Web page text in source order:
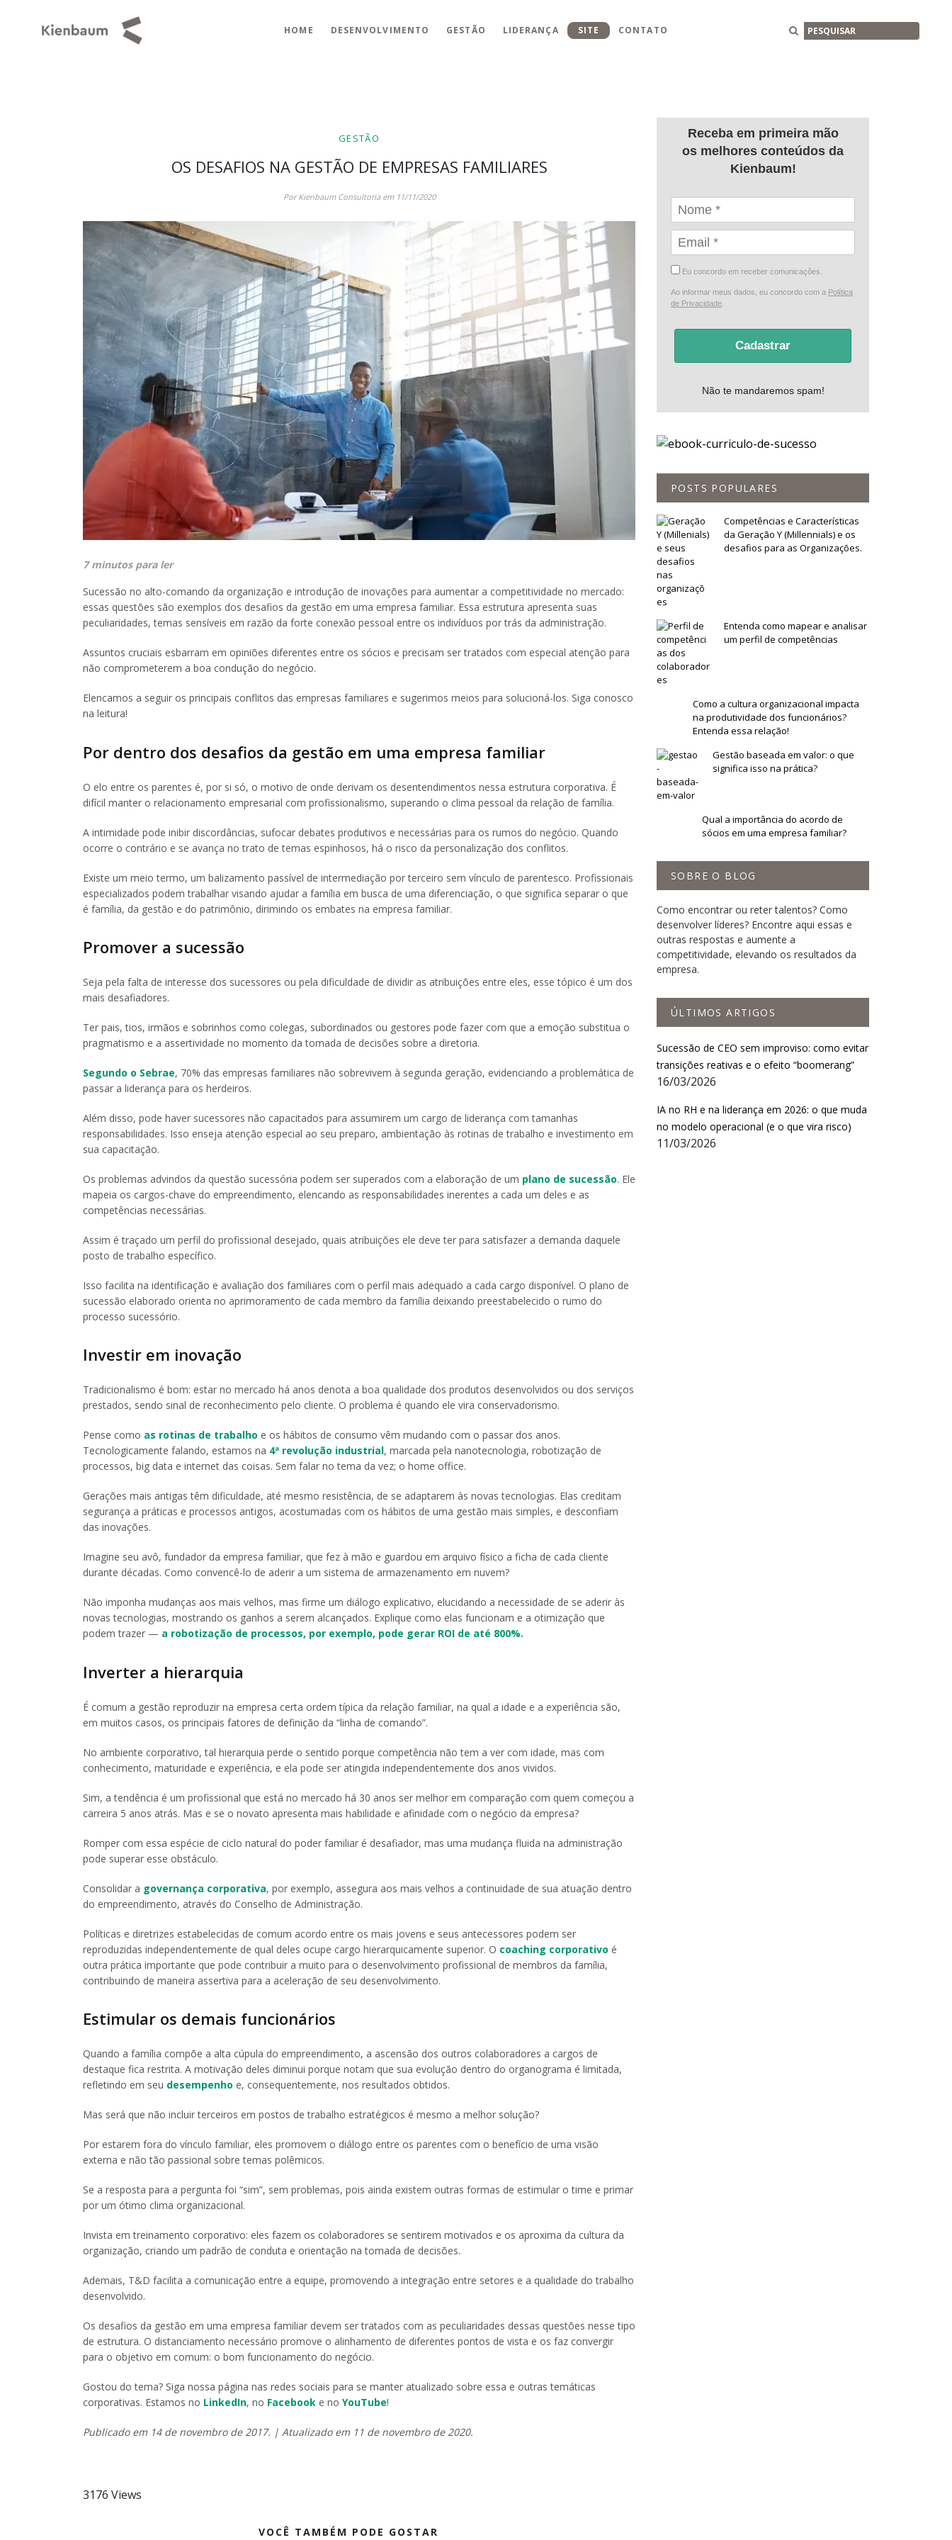
HOME DESENVOLVIMENTO GESTÃO LIDERANÇA SITE CONTATO
GESTÃO
OS DESAFIOS NA GESTÃO DE EMPRESAS FAMILIARES
Por Kienbaum Consultoria em 11/11/2020
7 minutos para ler
Sucessão no alto-comando da organização e introdução de inovações para aumentar a competitividade no mercado:
essas questões são exemplos dos desafios da gestão em uma empresa familiar. Essa estrutura apresenta suas
peculiaridades, temas sensíveis em razão da forte conexão pessoal entre os indivíduos por trás da administração.
Assuntos cruciais esbarram em opiniões diferentes entre os sócios e precisam ser tratados com especial atenção para
não comprometerem a boa condução do negócio.
Elencamos a seguir os principais conflitos das empresas familiares e sugerimos meios para solucioná-los. Siga conosco
na leitura!
Por dentro dos desafios da gestão em uma empresa familiar
O elo entre os parentes é, por si só, o motivo de onde derivam os desentendimentos nessa estrutura corporativa. É
difícil manter o relacionamento empresarial com profissionalismo, superando o clima pessoal da relação de família.
A intimidade pode inibir discordâncias, sufocar debates produtivos e necessárias para os rumos do negócio. Quando
ocorre o contrário e se avança no trato de temas espinhosos, há o risco da personalização dos conflitos.
Existe um meio termo, um balizamento passível de intermediação por terceiro sem vínculo de parentesco. Profissionais
especializados podem trabalhar visando ajudar a família em busca de uma diferenciação, o que significa separar o que
é família, da gestão e do patrimônio, dirimindo os embates na empresa familiar.
Promover a sucessão
Seja pela falta de interesse dos sucessores ou pela dificuldade de dividir as atribuições entre eles, esse tópico é um dos
mais desafiadores.
Ter pais, tios, irmãos e sobrinhos como colegas, subordinados ou gestores pode fazer com que a emoção substitua o
pragmatismo e a assertividade no momento da tomada de decisões sobre a diretoria.
Segundo o Sebrae, 70% das empresas familiares não sobrevivem à segunda geração, evidenciando a problemática de
passar a liderança para os herdeiros.
Além disso, pode haver sucessores não capacitados para assumirem um cargo de liderança com tamanhas
responsabilidades. Isso enseja atenção especial ao seu preparo, ambientação às rotinas de trabalho e investimento em
sua capacitação.
Os problemas advindos da questão sucessória podem ser superados com a elaboração de um plano de sucessão. Ele
mapeia os cargos-chave do empreendimento, elencando as responsabilidades inerentes a cada um deles e as
competências necessárias.
Assim é traçado um perfil do profissional desejado, quais atribuições ele deve ter para satisfazer a demanda daquele
posto de trabalho específico.
Isso facilita na identificação e avaliação dos familiares com o perfil mais adequado a cada cargo disponível. O plano de
sucessão elaborado orienta no aprimoramento de cada membro da família deixando preestabelecido o rumo do
processo sucessório.
Investir em inovação
Tradicionalismo é bom: estar no mercado há anos denota a boa qualidade dos produtos desenvolvidos ou dos serviços
prestados, sendo sinal de reconhecimento pelo cliente. O problema é quando ele vira conservadorismo.
Pense como as rotinas de trabalho e os hábitos de consumo vêm mudando com o passar dos anos.
Tecnologicamente falando, estamos na 4ª revolução industrial, marcada pela nanotecnologia, robotização de
processos, big data e internet das coisas. Sem falar no tema da vez; o home office.
Gerações mais antigas têm dificuldade, até mesmo resistência, de se adaptarem às novas tecnologias. Elas creditam
segurança a práticas e processos antigos, acostumadas com os hábitos de uma gestão mais simples, e desconfiam
das inovações.
Imagine seu avô, fundador da empresa familiar, que fez à mão e guardou em arquivo físico a ficha de cada cliente
durante décadas. Como convencê-lo de aderir a um sistema de armazenamento em nuvem?
Não imponha mudanças aos mais velhos, mas firme um diálogo explicativo, elucidando a necessidade de se aderir às
novas tecnologias, mostrando os ganhos a serem alcançados. Explique como elas funcionam e a otimização que
podem trazer — a robotização de processos, por exemplo, pode gerar ROI de até 800%.
Inverter a hierarquia
É comum a gestão reproduzir na empresa certa ordem típica da relação familiar, na qual a idade e a experiência são,
em muitos casos, os principais fatores de definição da “linha de comando”.
No ambiente corporativo, tal hierarquia perde o sentido porque competência não tem a ver com idade, mas com
conhecimento, maturidade e experiência, e ela pode ser atingida independentemente dos anos vividos.
Sim, a tendência é um profissional que está no mercado há 30 anos ser melhor em comparação com quem começou a
carreira 5 anos atrás. Mas e se o novato apresenta mais habilidade e afinidade com o negócio da empresa?
Romper com essa espécie de ciclo natural do poder familiar é desafiador, mas uma mudança fluida na administração
pode superar esse obstáculo.
Consolidar a governança corporativa, por exemplo, assegura aos mais velhos a continuidade de sua atuação dentro
do empreendimento, através do Conselho de Administração.
Políticas e diretrizes estabelecidas de comum acordo entre os mais jovens e seus antecessores podem ser
reproduzidas independentemente de qual deles ocupe cargo hierarquicamente superior. O coaching corporativo é
outra prática importante que pode contribuir a muito para o desenvolvimento profissional de membros da família,
contribuindo de maneira assertiva para a aceleração de seu desenvolvimento.
Estimular os demais funcionários
Quando a família compõe a alta cúpula do empreendimento, a ascensão dos outros colaboradores a cargos de
destaque fica restrita. A motivação deles diminui porque notam que sua evolução dentro do organograma é limitada,
refletindo em seu desempenho e, consequentemente, nos resultados obtidos.
Mas será que não incluir terceiros em postos de trabalho estratégicos é mesmo a melhor solução?
Por estarem fora do vínculo familiar, eles promovem o diálogo entre os parentes com o benefício de uma visão
externa e não tão passional sobre temas polêmicos.
Se a resposta para a pergunta foi “sim”, sem problemas, pois ainda existem outras formas de estimular o time e primar
por um ótimo clima organizacional.
Invista em treinamento corporativo: eles fazem os colaboradores se sentirem motivados e os aproxima da cultura da
organização, criando um padrão de conduta e orientação na tomada de decisões.
Ademais, T&D facilita a comunicação entre a equipe, promovendo a integração entre setores e a qualidade do trabalho
desenvolvido.
Os desafios da gestão em uma empresa familiar devem ser tratados com as peculiaridades dessas questões nesse tipo
de estrutura. O distanciamento necessário promove o alinhamento de diferentes pontos de vista e os faz convergir
para o objetivo em comum: o bom funcionamento do negócio.
Gostou do tema? Siga nossa página nas redes sociais para se manter atualizado sobre essa e outras temáticas
corporativas. Estamos no LinkedIn, no Facebook e no YouTube!
Publicado em 14 de novembro de 2017. | Atualizado em 11 de novembro de 2020.
3176 Views
VOCÊ TAMBÉM PODE GOSTAR
Receba em primeira mão
os melhores conteúdos da
Kienbaum!
Eu concordo em receber comunicações.
Ao informar meus dados, eu concordo com a Política
de Privacidade
Cadastrar
Não te mandaremos spam!
POSTS POPULARES
Competências e Características
da Geração Y (Millennials) e os
desafios para as Organizações.
Entenda como mapear e analisar
um perfil de competências
Como a cultura organizacional impacta
na produtividade dos funcionários?
Entenda essa relação!
Gestão baseada em valor: o que
significa isso na prática?
Qual a importância do acordo de
sócios em uma empresa familiar?
SOBRE O BLOG
Como encontrar ou reter talentos? Como
desenvolver líderes? Encontre aqui essas e
outras respostas e aumente a
competitividade, elevando os resultados da
empresa.
ÚLTIMOS ARTIGOS
Sucessão de CEO sem improviso: como evitar
transições reativas e o efeito “boomerang”
16/03/2026
IA no RH e na liderança em 2026: o que muda
no modelo operacional (e o que vira risco)
11/03/2026